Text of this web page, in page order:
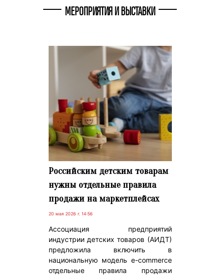
МЕРОПРИЯТИЯ И ВЫСТАВКИ
Российским детским товарам
нужны отдельные правила
продажи на маркетплейсах
20 мая 2026 г. 14:56
Ассоциация предприятий
индустрии детских товаров (АИДТ)
предложила включить в
национальную модель e-commerce
отдельные правила продажи